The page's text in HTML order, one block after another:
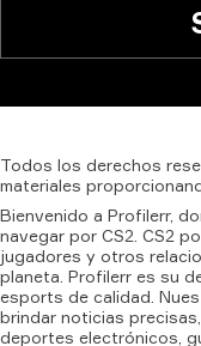
Todos los derechos
materiales
Bienvenido a Profilerr,
navegar por CS2. CS2
jugadores y otros
planeta. Profilerr es su
esports de calidad.
brindar noticias
deportes electrónicos,